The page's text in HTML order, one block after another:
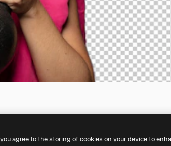
agree to the storing of cookies on your device to